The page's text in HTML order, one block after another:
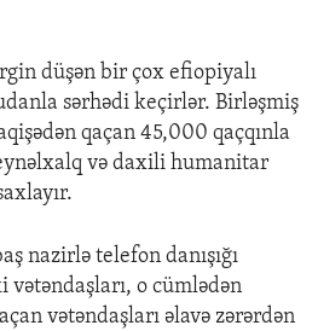
düşən bir çox efiopiyalı
sərhədi keçirlər. Birləşmiş
qaçan 45,000 qaçqınla
və daxili humanitar
nazirlə telefon danışığı
vətəndaşları, o cümlədən
vətəndaşları əlavə zərərdən